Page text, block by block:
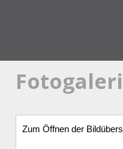
Zum Öffnen der